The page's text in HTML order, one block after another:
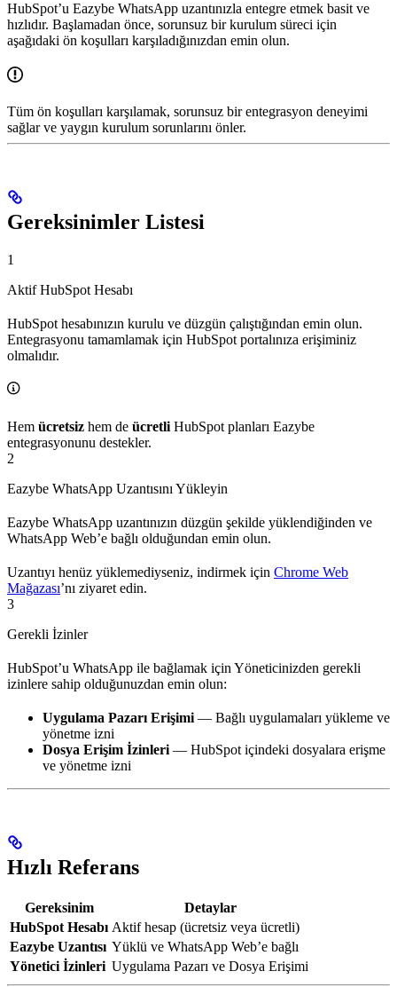
HubSpot’u Eazybe WhatsApp uzantınızla entegre etmek basit ve
hızlıdır. Başlamadan önce, sorunsuz bir kurulum süreci için
aşağıdaki ön koşulları karşıladığınızdan emin olun.
Tüm ön koşulları karşılamak, sorunsuz bir entegrasyon deneyimi
sağlar ve yaygın kurulum sorunlarını önler.
Gereksinimler Listesi
1
Aktif HubSpot Hesabı
HubSpot hesabınızın kurulu ve düzgün çalıştığından emin olun.
Entegrasyonu tamamlamak için HubSpot portalınıza erişiminiz
olmalıdır.
Hem ücretsiz hem de ücretli HubSpot planları Eazybe
entegrasyonunu destekler.
2
Eazybe WhatsApp Uzantısını Yükleyin
Eazybe WhatsApp uzantınızın düzgün şekilde yüklendiğinden ve
WhatsApp Web’e bağlı olduğundan emin olun.
Uzantıyı henüz yüklemediyseniz, indirmek için Chrome Web
Mağazası’nı ziyaret edin.
3
Gerekli İzinler
HubSpot’u WhatsApp ile bağlamak için Yöneticinizden gerekli
izinlere sahip olduğunuzdan emin olun:
Uygulama Pazarı Erişimi — Bağlı uygulamaları yükleme ve
yönetme izni
Dosya Erişim İzinleri — HubSpot içindeki dosyalara erişme
ve yönetme izni
Hızlı Referans
Gereksinim
Detaylar
HubSpot Hesabı Aktif hesap (ücretsiz veya ücretli)
Eazybe Uzantısı Yüklü ve WhatsApp Web’e bağlı
Yönetici İzinleri Uygulama Pazarı ve Dosya Erişimi